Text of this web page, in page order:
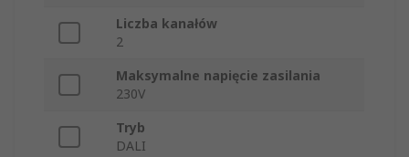
Liczba kanałów
2
Maksymalne napięcie zasilania
230V
Tryb
DALI